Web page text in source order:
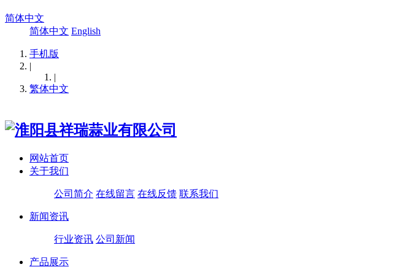
简体中文
简体中文 English
手机版
|
|
繁体中文
网站首页
关于我们
公司简介 在线留言 在线反馈 联系我们
新闻资讯
行业资讯 公司新闻
产品展示